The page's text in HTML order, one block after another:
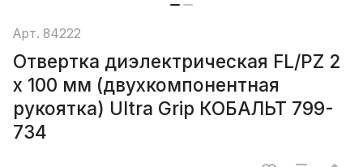
Арт. 84222
Отвертка диэлектрическая FL/PZ 2
х 100 мм (двухкомпонентная
рукоятка) Ultra Grip КОБАЛЬТ 799-
734